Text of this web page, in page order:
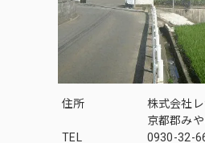
住所
株式会社
京都郡み
TEL
0930-32-